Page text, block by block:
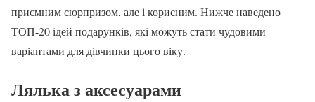
приємним сюрпризом, але і корисним. Нижче наведено
ТОП-20 ідей подарунків, які можуть стати чудовими
варіантами для дівчинки цього віку.
Лялька з аксесуарами